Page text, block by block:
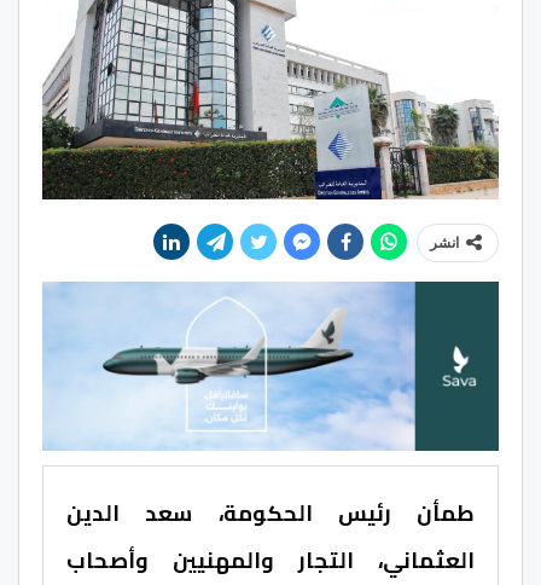
انشر
طمأن رئيس الحكومة، سعد الدين
العثماني، التجار والمهنيين وأصحاب